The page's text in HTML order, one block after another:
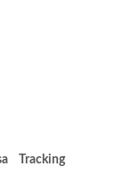
Tracking